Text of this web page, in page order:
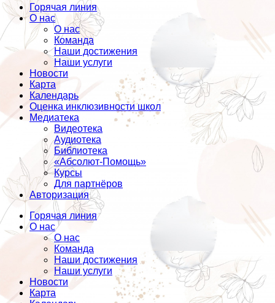
Горячая линия
О нас
О нас
Команда
Наши достижения
Наши услуги
Новости
Карта
Календарь
Оценка инклюзивности школ
Медиатека
Видеотека
Аудиотека
Библиотека
«Абсолют-Помощь»
Курсы
Для партнёров
Авторизация
Горячая линия
О нас
О нас
Команда
Наши достижения
Наши услуги
Новости
Карта